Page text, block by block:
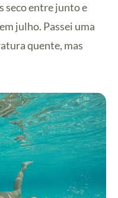
seco entre junto e
julho. Passei uma
quente, mas